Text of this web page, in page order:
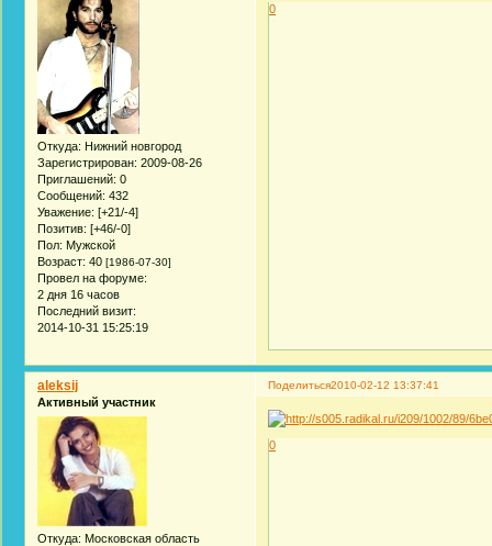
Откуда: Нижний новгород
Зарегистрирован: 2009-08-26
Приглашений: 0
Сообщений: 432
Уважение: [+21/-4]
Позитив: [+46/-0]
Пол: Мужской
Возраст: 40 [1986-07-30]
Провел на форуме:
2 дня 16 часов
Последний визит:
2014-10-31 15:25:19
0
Поделиться2010-02-12 13:37:41
aleksij
Активный участник
Откуда: Московская область
0